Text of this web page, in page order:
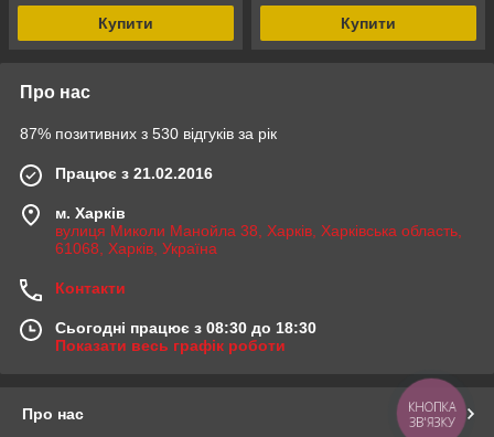
Купити Купити
Про нас
87% позитивних з 530 відгуків за рік
Працює з 21.02.2016
м. Харків
вулиця Миколи Манойла 38, Харків, Харківська область,
61068, Харків, Україна
Контакти
Сьогодні працює з 08:30 до 18:30
Показати весь графік роботи
Про нас
КНОПКА
ЗВ'ЯЗКУ